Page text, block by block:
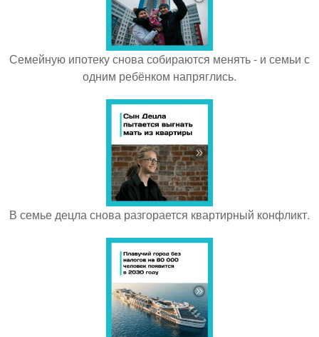
Семейную ипотеку снова собираются менять - и семьи с
одним ребёнком напряглись.
В семье децла снова разгорается квартирный конфликт.